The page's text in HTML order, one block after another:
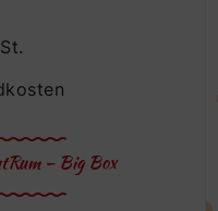
– Big Box